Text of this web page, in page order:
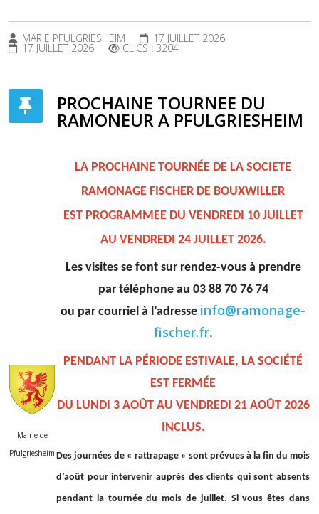
MARIE PFULGRIESHEIM 17 JUILLET 2026
17 JUILLET 2026 CLICS : 3204
PROCHAINE TOURNEE DU
RAMONEUR A PFULGRIESHEIM
Mairie de
Pfulgriesheim
LA PROCHAINE TOURNÉE DE LA SOCIETE
RAMONAGE FISCHER DE BOUXWILLER
EST PROGRAMMEE DU VENDREDI 10 JUILLET
AU VENDREDI 24 JUILLET 2026.
Les visites se font sur rendez-vous à prendre
par téléphone au 03 88 70 76 74
ou par courriel à l’adresse info@ramonage-
fischer.fr.
PENDANT LA PÉRIODE ESTIVALE, LA SOCIÉTÉ
EST FERMÉE
DU LUNDI 3 AOÛT AU VENDREDI 21 AOÛT 2026
INCLUS.
Des journées de « rattrapage » sont prévues à la fin du mois
d’août pour intervenir auprès des clients qui sont absents
pendant la tournée du mois de juillet. Si vous êtes dans